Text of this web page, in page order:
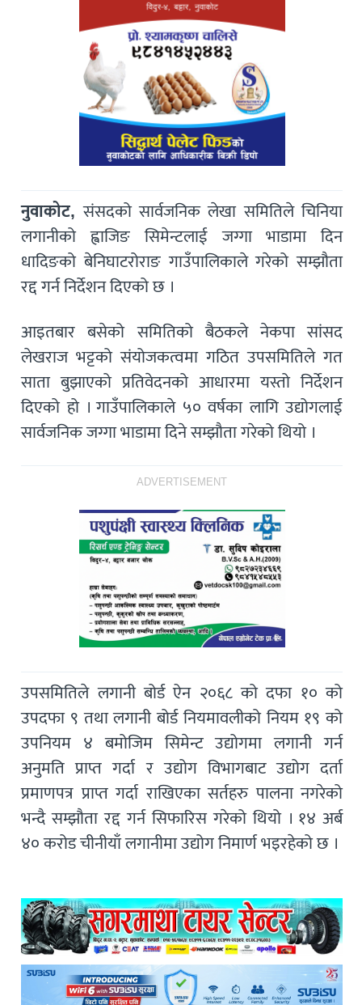
नुवाकोट, संसदको सार्वजनिक लेखा समितिले चिनिया
लगानीको ह्वाजिङ सिमेन्टलाई जग्गा भाडामा दिन
धादिङको बेनिघाटरोराङ गाउँपालिकाले गरेको सम्झौता
रद्द गर्न निर्देशन दिएको छ ।
आइतबार बसेको समितिको बैठकले नेकपा सांसद
लेखराज भट्टको संयोजकत्वमा गठित उपसमितिले गत
साता बुझाएको प्रतिवेदनको आधारमा यस्तो निर्देशन
दिएको हो । गाउँपालिकाले ५० वर्षका लागि उद्योगलाई
सार्वजनिक जग्गा भाडामा दिने सम्झौता गरेको थियो ।
ADVERTISEMENT
उपसमितिले लगानी बोर्ड ऐन २०६८ को दफा १० को
उपदफा ९ तथा लगानी बोर्ड नियमावलीको नियम १९ को
उपनियम ४ बमोजिम सिमेन्ट उद्योगमा लगानी गर्न
अनुमति प्राप्त गर्दा र उद्योग विभागबाट उद्योग दर्ता
प्रमाणपत्र प्राप्त गर्दा राखिएका सर्तहरु पालना नगरेको
भन्दै सम्झौता रद्द गर्न सिफारिस गरेको थियो । १४ अर्ब
४० करोड चीनीयाँ लगानीमा उद्योग निमार्ण भइरहेको छ ।